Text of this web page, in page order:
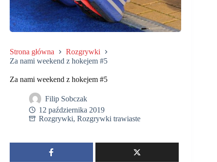
Strona główna
Rozgrywki
Za nami weekend z hokejem #5
Za nami weekend z hokejem #5
Filip Sobczak
12 października 2019
Rozgrywki, Rozgrywki trawiaste